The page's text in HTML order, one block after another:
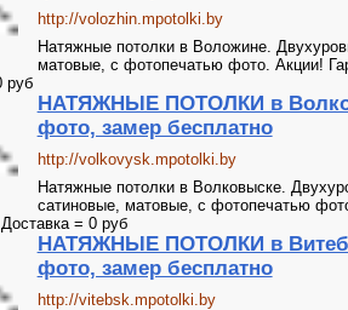
http://volozhin.mpotolki.by
Натяжные потолки в Воложине.
матовые, с фотопечатью фото. Акции!
руб
НАТЯЖНЫЕ ПОТОЛКИ в
фото, замер бесплатно
http://volkovysk.mpotolki.by
Натяжные потолки в Волковыске.
сатиновые, матовые, с фотопечатью
= 0 руб
НАТЯЖНЫЕ ПОТОЛКИ в
фото, замер бесплатно
http://vitebsk.mpotolki.by